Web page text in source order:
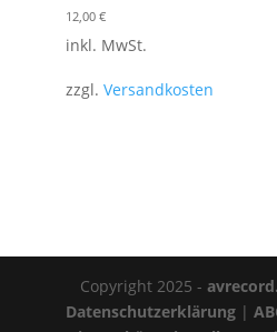
12,00 €
inkl. MwSt.
zzgl. Versandkosten
Copyright 2025 -
Datenschutzerklärung|